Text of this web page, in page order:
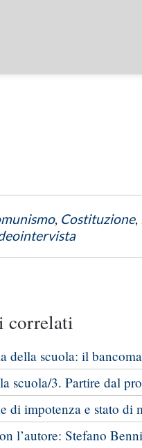
, Costituzione,
della scuola: il
scuola/3. Partire dal
di impotenza e stato
l’autore: Stefano Benni